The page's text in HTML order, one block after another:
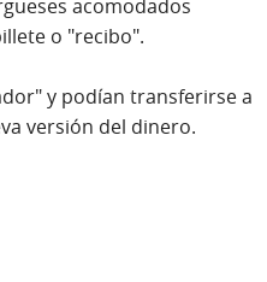
acomodados
o "recibo".
y podían transferirse a
versión del dinero.